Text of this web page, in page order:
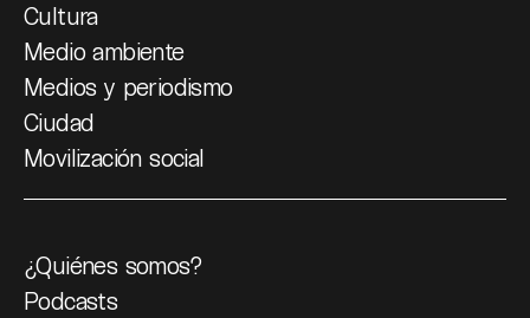
Cultura
Medio ambiente
Medios y periodismo
Ciudad
Movilización social
¿Quiénes somos?
Podcasts